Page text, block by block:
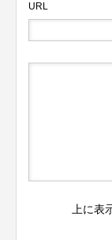
URL
上に表